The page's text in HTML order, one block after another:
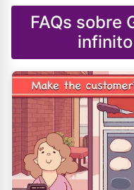
FAQs sobre